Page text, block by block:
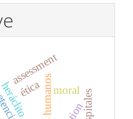
ética moral
assessment